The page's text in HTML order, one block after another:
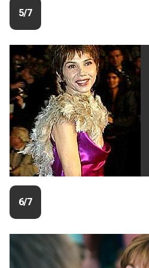
5/7
6/7